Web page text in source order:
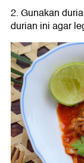
2. Gunakan
durian ini agar